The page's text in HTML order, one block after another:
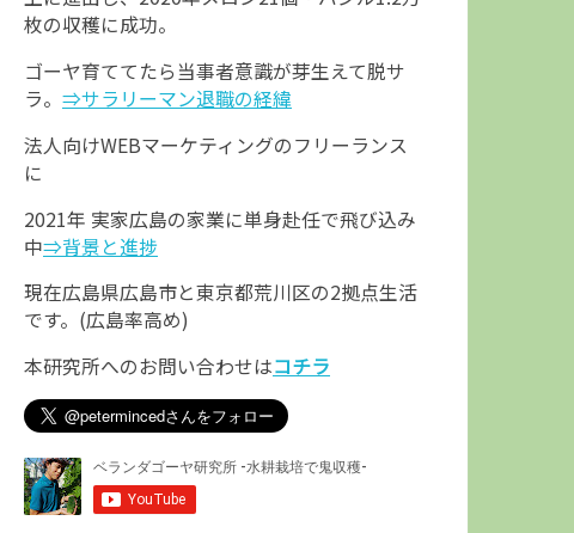
枚の収穫に成功。
ゴーヤ育ててたら当事者意識が芽生えて脱サ
ラ。 ⇒サラリーマン退職の経緯
法人向けWEBマーケティングのフリーランス
に
2021年 実家広島の家業に単身赴任で飛び込み
中⇒背景と進捗
現在広島県広島市と東京都荒川区の2拠点生活
です。(広島率高め)
本研究所へのお問い合わせはコチラ